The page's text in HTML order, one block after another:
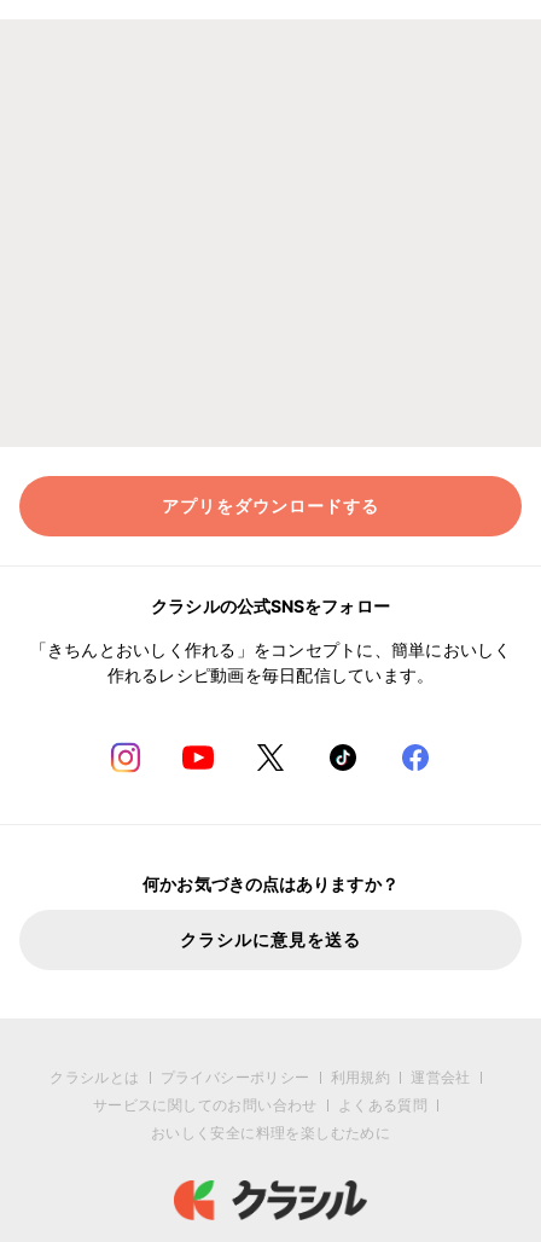
アプリをダウンロードする
クラシルの公式SNSをフォロー
「きちんとおいしく作れる」をコンセプトに、簡単においしく
作れるレシピ動画を毎日配信しています。
何かお気づきの点はありますか？
クラシルに意見を送る
クラシルとは プライバシーポリシー 利用規約
運営会社
サービスに関してのお問い合わせ
よくある質問
おいしく安全に料理を楽しむために